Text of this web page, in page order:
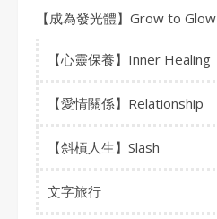
【成為發光體】Grow to Glow
【心靈保養】Inner Healing
【愛情關係】Relationship
【斜槓人生】Slash
文字旅行